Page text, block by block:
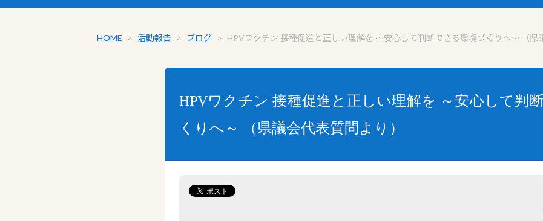
HOME > 活動報告 > ブログ > HPVワクチン 接種促進と正しい理解を ～安心して判断できる環境づくりへ～ （県
HPVワクチン 接種促進と正しい理解を ～安心して判
くりへ～ （県議会代表質問より）